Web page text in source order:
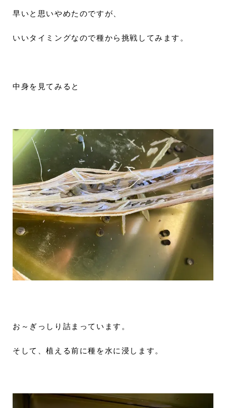
早いと思いやめたのですが、
いいタイミングなので種から挑戦してみます。
中身を見てみると
お～ぎっしり詰まっています。
そして、植える前に種を水に浸します。